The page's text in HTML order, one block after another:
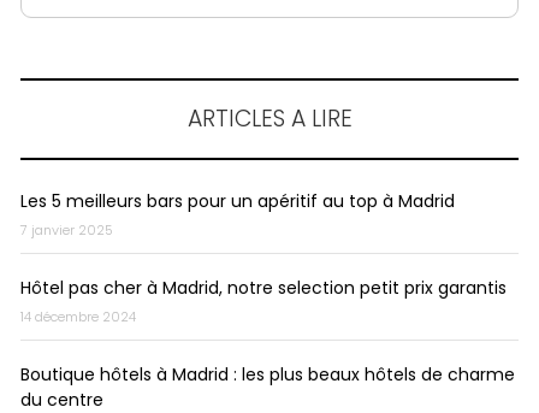
ARTICLES A LIRE
Les 5 meilleurs bars pour un apéritif au top à Madrid
7 janvier 2025
Hôtel pas cher à Madrid, notre selection petit prix garantis
14 décembre 2024
Boutique hôtels à Madrid : les plus beaux hôtels de charme
du centre